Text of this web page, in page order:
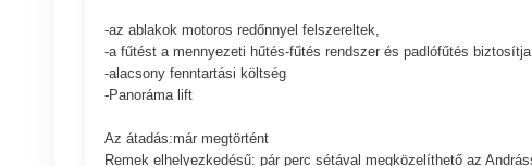
-az ablakok motoros redőnnyel felszereltek,
-a fűtést a mennyezeti hűtés-fűtés rendszer és padlófűtés biztosítja.
-alacsony fenntartási költség
-Panoráma lift
Az átadás:már megtörtént
Remek elhelyezkedésű: pár perc sétával megközelíthető az